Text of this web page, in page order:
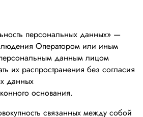
персональных данных» —
Оператором или иным
данным лицом
их распространения без согласия
данных
основания.
связанных между собой